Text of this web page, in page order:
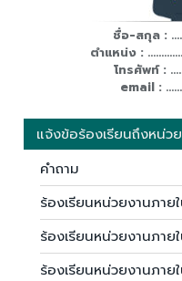
ชื่อ-สกุล :
ตำแหน่ง :
โทรศัพท์ :
email :
แจ้งข้อร้องเรียนถึงหน่ว
คำถาม
ร้องเรียนหน่วยงานภาย
ร้องเรียนหน่วยงานภาย
ร้องเรียนหน่วยงานภาย